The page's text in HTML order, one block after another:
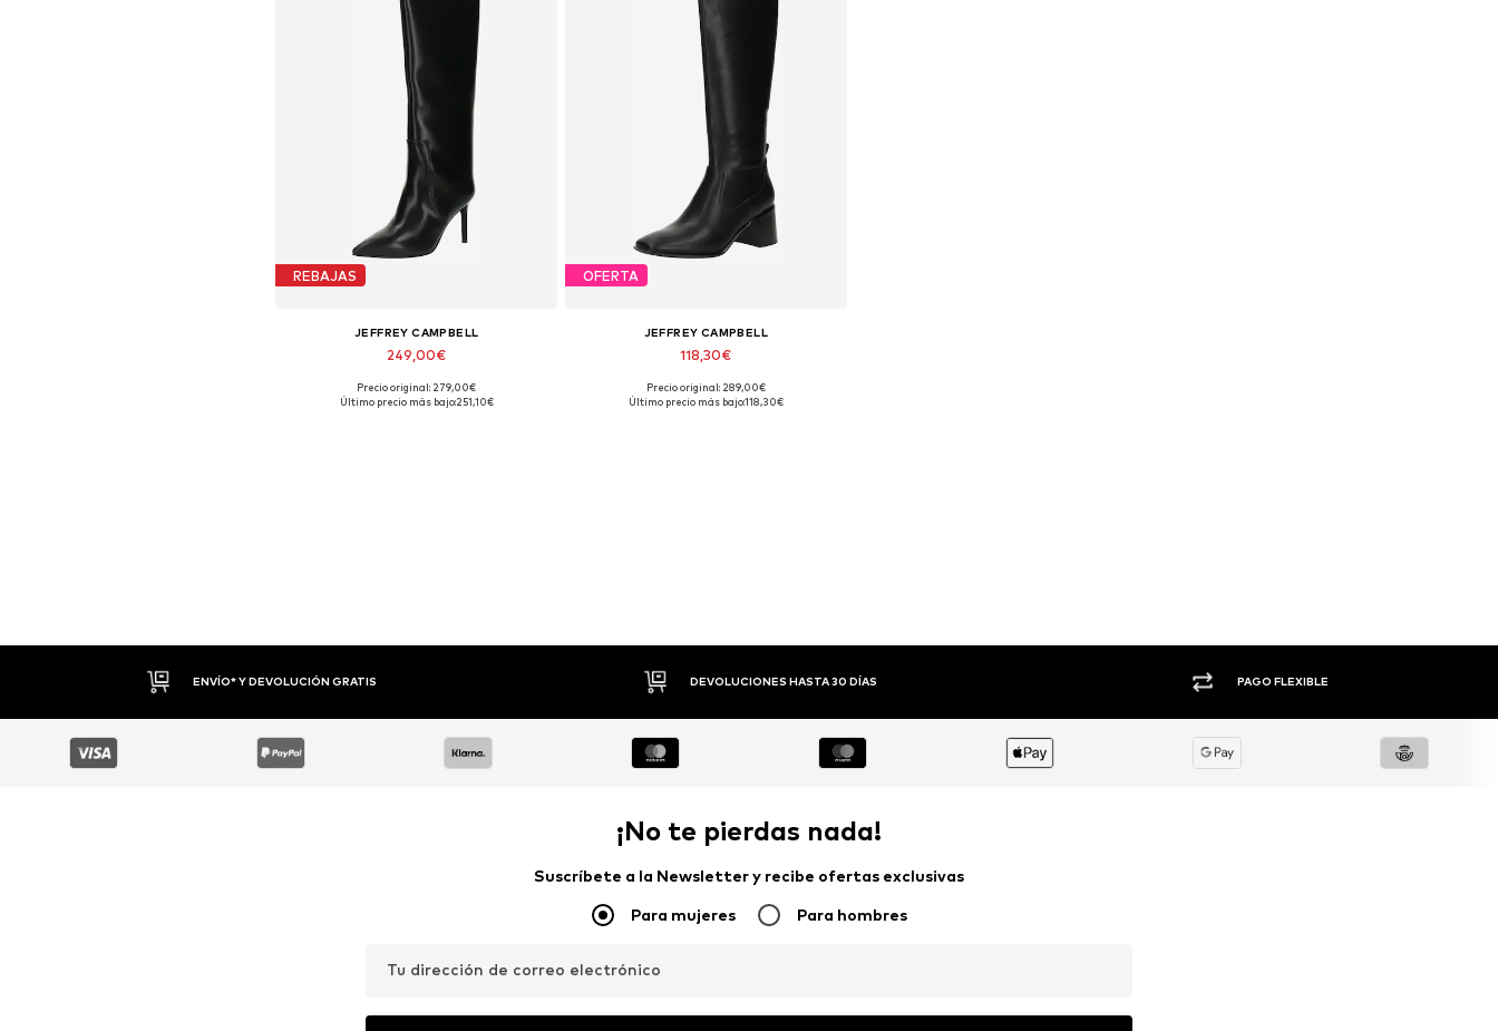
REBAJAS
JEFFREY CAMPBELL
249,00€
Tallas disponibles: 36, 37
Precio original: 279,00€
Último precio más bajo:251,10€
OFERTA
JEFFREY CAMPBELL
118,30€
Tallas disponibles: 36
Precio original: 289,00€
Último precio más bajo:118,30€
DEVOLUCIONES HASTA 30 DÍAS PAGO FLEXIBLE +1.000 MARCAS
¡No te pierdas nada!
Suscríbete a la Newsletter y recibe ofertas exclusivas
Para mujeres Para hombres
Tu dirección de correo electrónico